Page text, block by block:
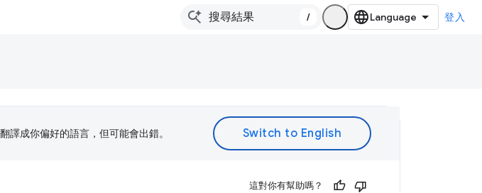
/ 登入
譯成你偏好的語言，但可能會出錯。
這對你有幫助嗎？